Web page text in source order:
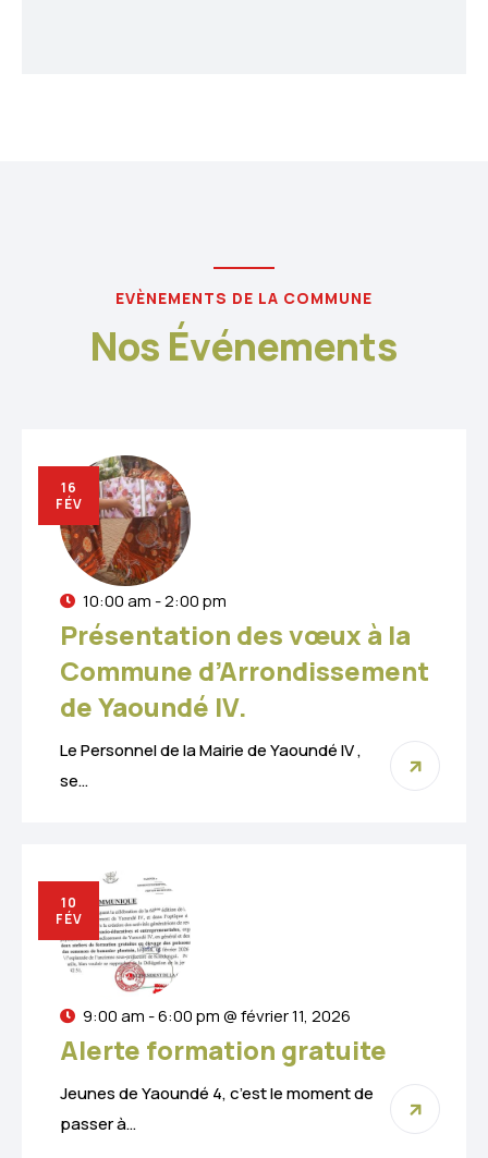
EVÈNEMENTS DE LA COMMUNE
Nos Événements
16
FÉV
10:00 am - 2:00 pm
Présentation des vœux à la
Commune d’Arrondissement
de Yaoundé IV.
Le Personnel de la Mairie de Yaoundé IV ,
se…
10
FÉV
9:00 am - 6:00 pm @ février 11, 2026
Alerte formation gratuite
Jeunes de Yaoundé 4, c’est le moment de
passer à…